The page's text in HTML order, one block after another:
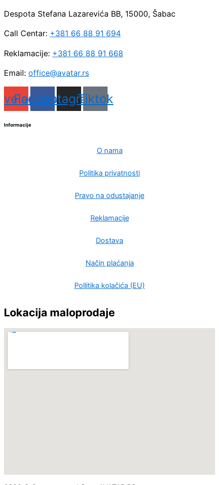
Despota Stefana Lazarevića BB, 15000, Šabac
Call Centar: +381 66 88 91 694
Reklamacije: +381 66 88 91 668
Email: office@avatar.rs
Facebook
Instagram
Tiktok
Informacije
O nama
Politika privatnosti
Pravo na odustajanje
Reklamacije
Dostava
Način plaćanja
Pollitika kolačića (EU)
Lokacija maloprodaje